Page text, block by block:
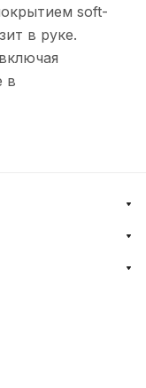
soft-
в руке.
в